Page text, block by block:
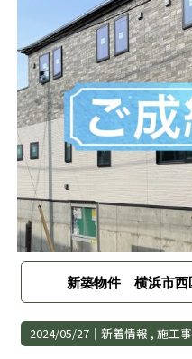
新築物件 横浜市西
2024/05/27｜ 新着情報 施工